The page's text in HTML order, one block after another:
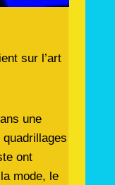
sur l’art
une
ont
mode, le